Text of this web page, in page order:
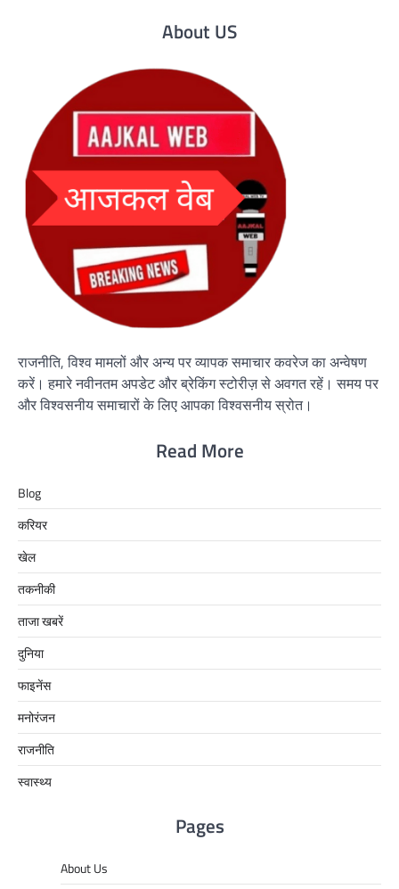
About US
राजनीति, विश्व मामलों और अन्य पर व्यापक समाचार कवरेज का अन्वेषण
करें। हमारे नवीनतम अपडेट और ब्रेकिंग स्टोरीज़ से अवगत रहें। समय पर
और विश्वसनीय समाचारों के लिए आपका विश्वसनीय स्रोत।
Read More
Blog
करियर
खेल
तकनीकी
ताजा खबरें
दुनिया
फाइनेंस
मनोरंजन
राजनीति
स्वास्थ्य
Pages
About Us